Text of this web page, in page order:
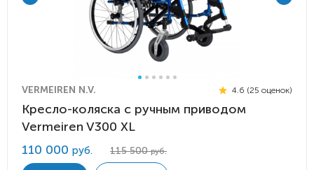
VERMEIREN N.V. 4.6 (25 оценок)
Кресло-коляска с ручным приводом
Vermeiren V300 XL
110 000 руб. 115 500руб.